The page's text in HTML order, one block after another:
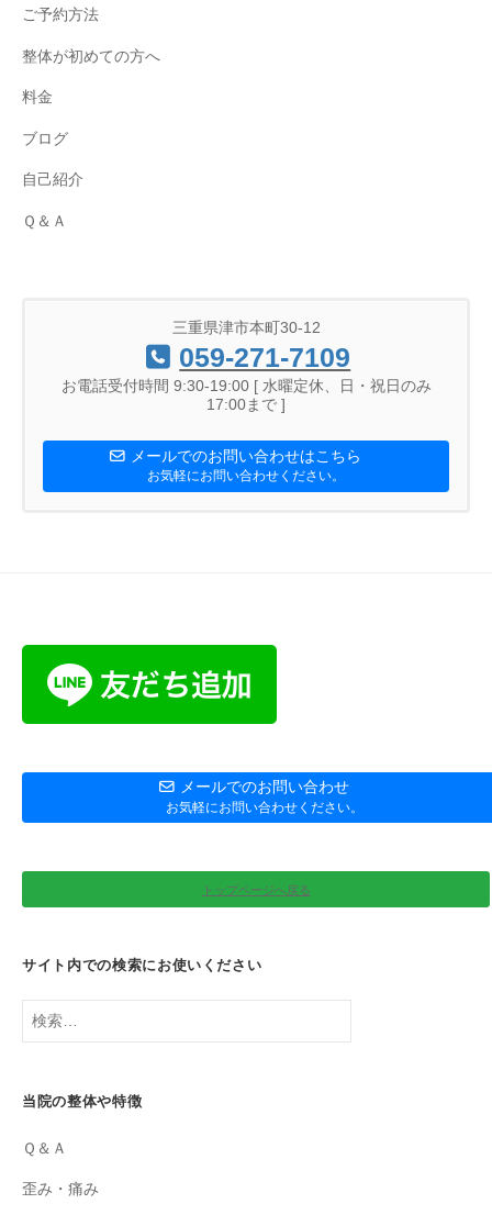
ご予約方法
整体が初めての方へ
料金
ブログ
自己紹介
Ｑ＆Ａ
三重県津市本町30-12
059-271-7109
お電話受付時間 9:30-19:00 [ 水曜定休、日・祝日のみ
17:00まで ]
メールでのお問い合わせはこちら
お気軽にお問い合わせください。
メールでのお問い合わせ
お気軽にお問い合わせください。
トップページへ戻る
サイト内での検索にお使いください
検
索:
当院の整体や特徴
Ｑ＆Ａ
歪み・痛み